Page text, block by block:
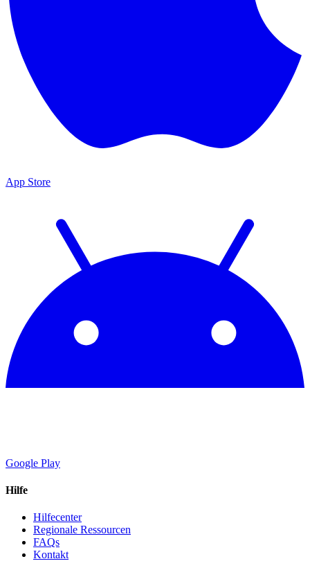
App Store
Google Play
Hilfe
Hilfecenter
Regionale Ressourcen
FAQs
Kontakt